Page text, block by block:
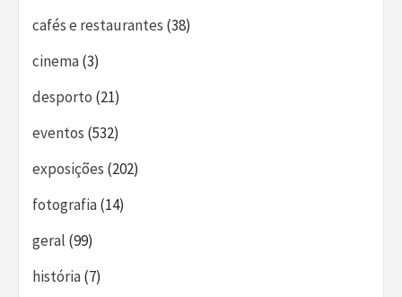
cafés e restaurantes (38)
cinema(3)
desporto (21)
eventos (532)
exposições (202)
fotografia(14)
geral (99)
história(7)